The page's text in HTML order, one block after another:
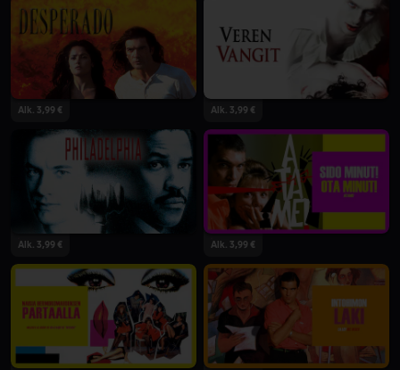
Alk. 3,99 € Alk. 3,99 €
Alk. 3,99 € Alk. 3,99 €